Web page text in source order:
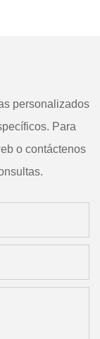
personalizados
Para
o contáctenos